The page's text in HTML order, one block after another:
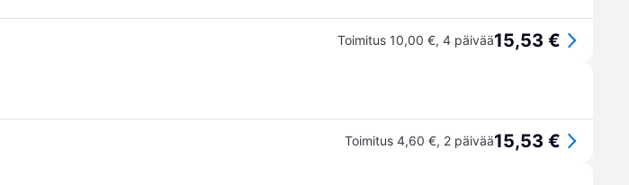
Toimitus 10,00 €, 4 päivää15,53 €
Toimitus 4,60 €, 2 päivää15,53 €